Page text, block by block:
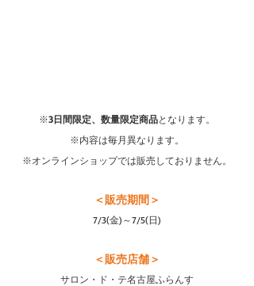
※3日間限定、数量限定商品となります。
※内容は毎月異なります。
※オンラインショップでは販売しておりません。
＜販売期間＞
7/3(金)～7/5(日)
＜販売店舗＞
サロン・ド・テ名古屋ふらんす